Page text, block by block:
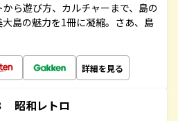
ら遊び方、カルチャーまで、島の
島の魅力を1冊に凝縮。さあ、島
詳細を見る
昭和レトロ